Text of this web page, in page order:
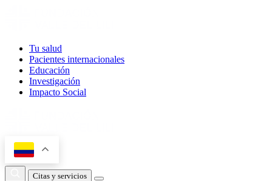
Tu salud
Pacientes internacionales
Educación
Investigación
Impacto Social
Citas y servicios